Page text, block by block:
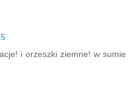
i orzeszki ziemne! w sumie